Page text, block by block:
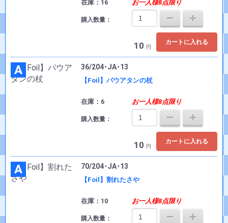
在庫：16 お一人様8点限り
購入数量：
10 円
カートに入れる
A 36/204･JA･13
【Foil】パウアタンの杖
在庫：6 お一人様8点限り
購入数量：
10 円
カートに入れる
A 70/204･JA･13
【Foil】割れたさや
在庫：10 お一人様8点限り
購入数量：